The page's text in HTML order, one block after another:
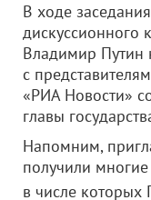
В ходе
дискуссионного
Владимир Путин
с
«РИА Новости»
главы
Напомним,
получили
в числе которых